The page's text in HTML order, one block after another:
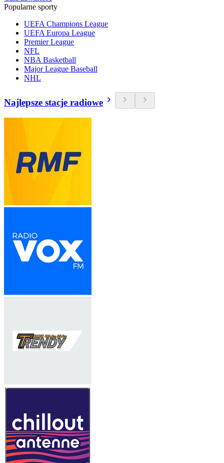
Popularne sporty
UEFA Champions League
UEFA Europa League
Premier League
NFL
NBA Basketball
Major League Baseball
NHL
Najlepsze stacje radiowe